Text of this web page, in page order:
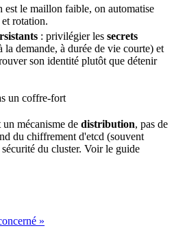
est le maillon faible, on automatise
et rotation.
: privilégier les secrets
la demande, à durée de vie courte) et
son identité plutôt que détenir
un coffre-fort
un mécanisme de distribution, pas de
du chiffrement d'etcd (souvent
du cluster. Voir le guide
»